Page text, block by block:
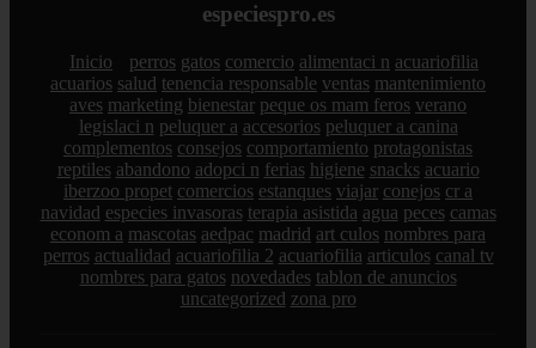
especiespro.es
Inicio perros gatos comercio alimentaci n acuariofilia
acuarios salud tenencia responsable ventas mantenimiento
aves marketing bienestar peque os mam feros verano
legislaci n peluquer a accesorios peluquer a canina
complementos consejos comportamiento protagonistas
reptiles abandono adopci n ferias higiene snacks acuario
iberzoo propet comercios estanques viajar conejos cr a
navidad especies invasoras terapia asistida agua peces camas
econom a mascotas aedpac madrid art culos nombres para
perros actualidad acuariofilia 2 acuariofilia articulos canal tv
nombres para gatos novedades tablon de anuncios
uncategorized zona pro